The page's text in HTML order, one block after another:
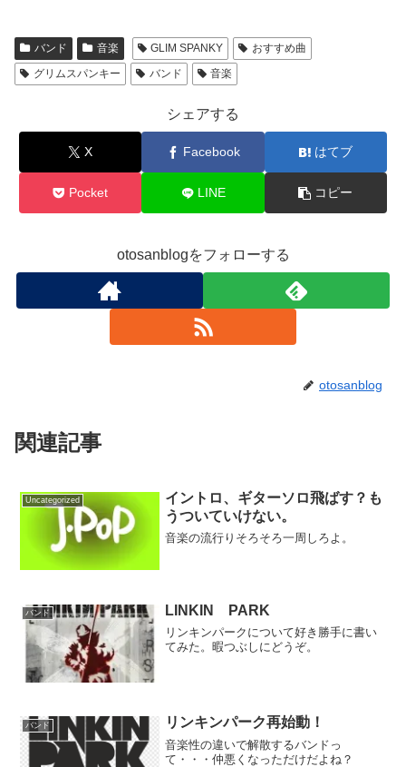
バンド 音楽 GLIM SPANKY
おすすめ曲
グリムスパンキー
バンド 音楽
シェアする
X Facebook はてブ
Pocket LINE コピー
otosanblogをフォローする
otosanblog
関連記事
Uncategorized
イントロ、ギターソロ飛ばす？も
うついていけない。
音楽の流行りそろそろ一周しろよ。
バンド LINKIN PARK
リンキンパークについて好き勝手に書い
てみた。暇つぶしにどうぞ。
バンド リンキンパーク再始動！
音楽性の違いで解散するバンドっ
て・・・仲悪くなっただけだよね？